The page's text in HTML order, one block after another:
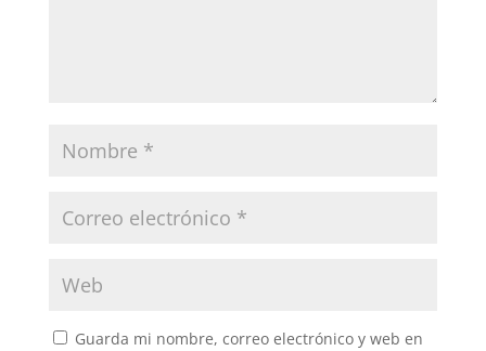
Guarda mi nombre, correo electrónico y web en